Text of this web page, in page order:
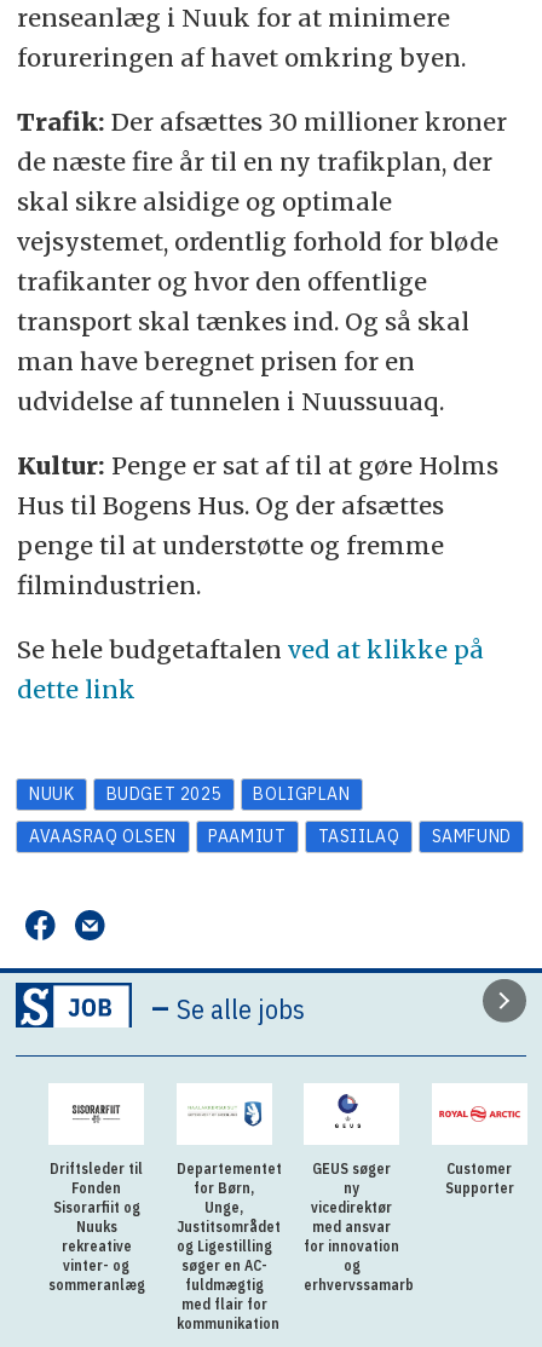
renseanlæg i Nuuk for at minimere
forureringen af havet omkring byen.
Trafik: Der afsættes 30 millioner kroner
de næste fire år til en ny trafikplan, der
skal sikre alsidige og optimale
vejsystemet, ordentlig forhold for bløde
trafikanter og hvor den offentlige
transport skal tænkes ind. Og så skal
man have beregnet prisen for en
udvidelse af tunnelen i Nuussuuaq.
Kultur: Penge er sat af til at gøre Holms
Hus til Bogens Hus. Og der afsættes
penge til at understøtte og fremme
filmindustrien.
Se hele budgetaftalen ved at klikke på
dette link
NUUK BUDGET 2025
BOLIGPLAN
AVAASRAQ OLSEN
PAAMIUT TASIILAQ SAMFUND
–Se alle jobs
Driftsleder til
Fonden
Sisorarfiit og
Nuuks
rekreative
vinter- og
sommeranlæg
Departementet
for Børn,
Unge,
Justitsområdet
og Ligestilling
søger en AC-
fuldmægtig
med flair for
kommunikation
GEUS søger
ny
vicedirektør
med ansvar
for innovation
og
erhvervssamarbejde
Customer
Supporter